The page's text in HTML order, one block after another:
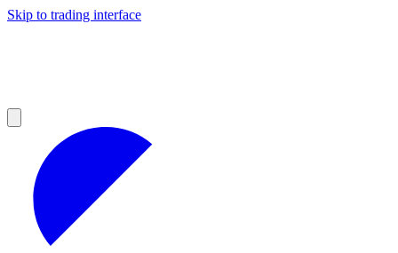
Skip to trading interface